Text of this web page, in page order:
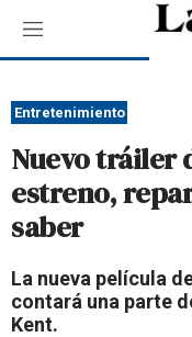
M
e
ú
Entretenimiento
Nuevo tráiler
estreno,
saber
La nueva película
contará una parte
Kent.